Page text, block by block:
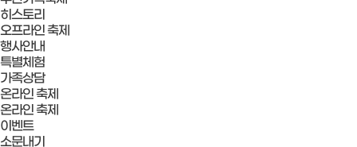
히스토리
오프라인 축제
행사안내
특별체험
가족상담
온라인 축제
온라인 축제
이벤트
소문내기